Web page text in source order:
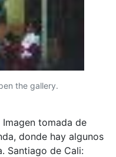
the gallery.
tomada de
donde hay algunos
Santiago de Cali: